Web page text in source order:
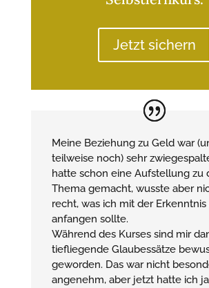
Jetzt sichern
Meine Beziehung zu Geld war
teilweise noch) sehr
hatte schon eine Aufstellung zu
Thema gemacht, wusste aber
recht, was ich mit der Erkenntnis
anfangen sollte.
Während des Kurses sind mir
tiefliegende Glaubessätze
geworden. Das war nicht
angenehm, aber jetzt hatte ich ja